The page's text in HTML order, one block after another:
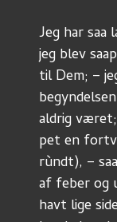
Jeg har
jeg blev
til Dem; –
aldrig
pet en
rùndt), –
af feber og
havt lige